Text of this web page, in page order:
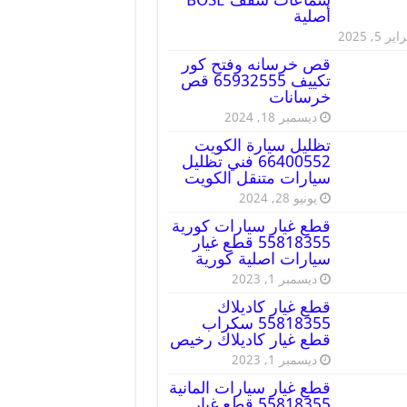
أصلية
5, 2025
قص خرسانه وفتح كور
تكييف 65932555 قص
خرسانات
ديسمبر 18, 2024
تظليل سيارة الكويت
66400552 فني تظليل
سيارات متنقل الكويت
يونيو 28, 2024
قطع غيار سيارات كورية
55818355 قطع غيار
سيارات اصلية كورية
ديسمبر 1, 2023
قطع غيار كاديلاك
55818355 سكراب
قطع غيار كاديلاك رخيص
ديسمبر 1, 2023
قطع غيار سيارات المانية